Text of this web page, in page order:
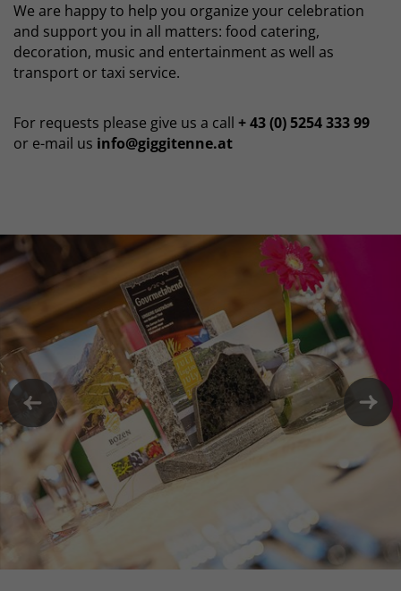
We are happy to help you organize your celebration
and support you in all matters: food catering,
decoration, music and entertainment as well as
transport or taxi service.
For requests please give us a call + 43 (0) 5254 333 99
or e-mail us info@giggitenne.at